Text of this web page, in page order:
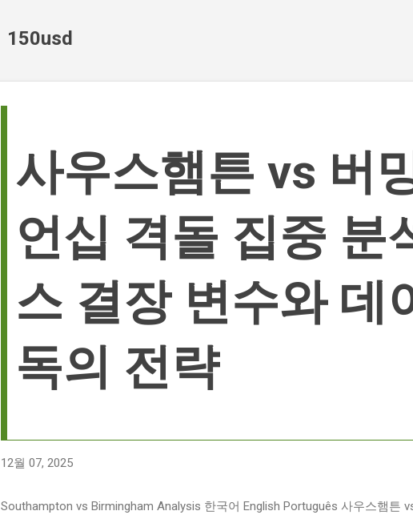
150usd
사우스햄튼 vs 버
언십 격돌 집중 분
스 결장 변수와 데
독의 전략
12월 07, 2025
Southampton vs Birmingham Analysis 한국어 English Português 사우스햄튼